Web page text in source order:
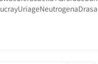
UriageNeutrogena